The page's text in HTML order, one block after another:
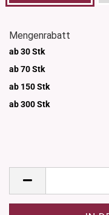
Mengenrabatt
ab 30 Stk
ab 70 Stk
ab 150 Stk
ab 300Stk